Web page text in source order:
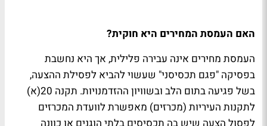
האם העמסת המחירים היא חוקית?
העמסת מחירים אינה עבירה פלילית, אך היא נחשבת
בפסיקה "פגם תכסיסני" שעשוי להביא לפסילת ההצעה,
בשל פגיעה בתום הלב ובשוויון ההזדמנויות. תקנה 20(א)
לתקנות העיריות (מכרזים) מאפשרת לוועדת המכרזים